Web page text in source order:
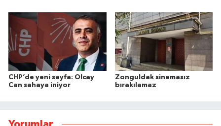
CHP’de yeni sayfa: Olcay
Can sahaya iniyor
Zonguldak sinemasız
bırakılamaz